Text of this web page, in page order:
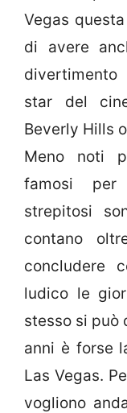
Vegas
di avere
star del
Beverly Hills
Meno noti
famosi per
strepitosi
contano
concludere
ludico le
stesso si può
anni è forse
Las Vegas.
vogliono